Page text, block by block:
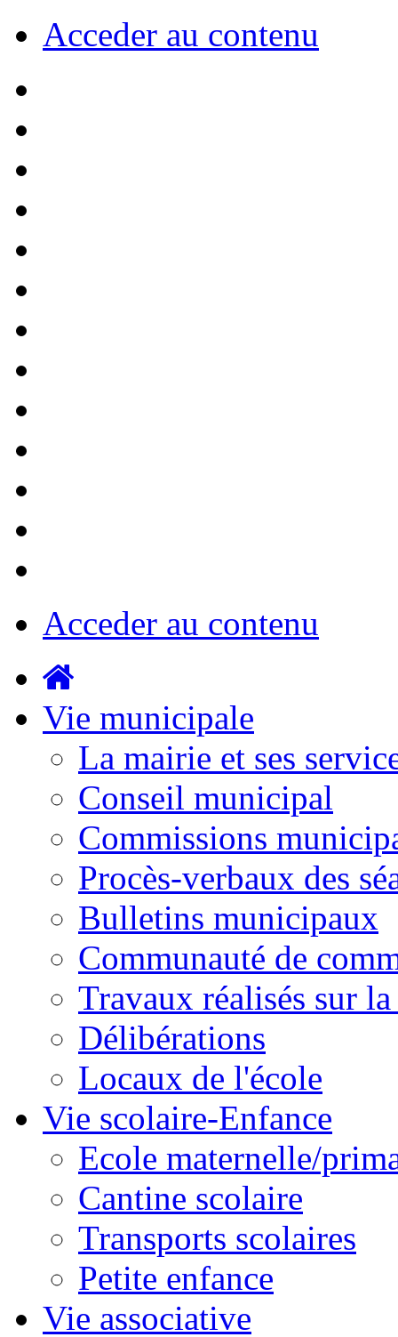
Acceder au contenu
Acceder au contenu
Vie municipale
La mairie et ses
Conseil municipal
Commissions
Procès-verbaux des
Bulletins municipaux
Communauté de
Travaux réalisés sur
Délibérations
Locaux de l'école
Vie scolaire-Enfance
Ecole maternelle/
Cantine scolaire
Transports scolaires
Petite enfance
Vie associative